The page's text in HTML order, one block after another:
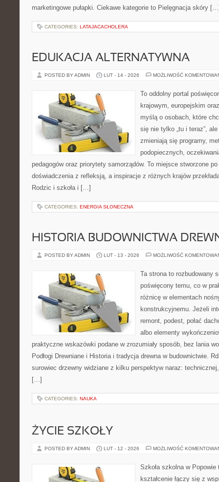
marketingowe pułapki. Ciekawe kategorie to Pielęgnacja skóry
CATEGORIES: LATAJACACHOLERA
EDUKACJA ALTERNATYWNA
POSTED BY ADMIN LUT - 14 - 2026 MOŻLIWOŚĆ
To oddolny portal
krajowym, europejskim
myślą o osobach, które
się nie tylko „tu i teraz”,
zmieniają się programy,
podopiecznych,
pedagogów oraz priorytety samorządów. To miejsce stworzone
doświadczenia z refleksją, a inspiracje z różnych krajów
Rodzic i szkoła i […]
CATEGORIES: ENERGIA SŁONECZNA
HISTORIA BUDOWNICTWA
POSTED BY ADMIN LUT - 13 - 2026 MOŻLIWOŚĆ
Ta strona to rozbudowany
poświęcony temu, co w
różnicę w elementach
konstrukcyjnemu. Jeżeli
remont, podest, połać
albo elementy
praktyczne wskazówki podane w zrozumiały sposób, bez lania
Podłogi Drewniane i Historia i tradycja drewna w budownictwie.
surowiec drzewny widziane z kilku perspektyw naraz:
[…]
CATEGORIES: NAUKA
ŻYCIE SZKOŁY
POSTED BY ADMIN LUT - 12 - 2026 MOŻLIWOŚĆ
Szkoła szkolna w
kształcenie łączy się z